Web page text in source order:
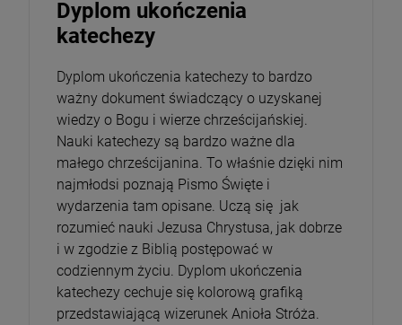
Dyplom ukończenia
katechezy
Dyplom ukończenia katechezy to bardzo
ważny dokument świadczący o uzyskanej
wiedzy o Bogu i wierze chrześcijańskiej.
Nauki katechezy są bardzo ważne dla
małego chrześcijanina. To właśnie dzięki nim
najmłodsi poznają Pismo Święte i
wydarzenia tam opisane. Uczą się jak
rozumieć nauki Jezusa Chrystusa, jak dobrze
i w zgodzie z Biblią postępować w
codziennym życiu. Dyplom ukończenia
katechezy cechuje się kolorową grafiką
przedstawiającą wizerunek Anioła Stróża.